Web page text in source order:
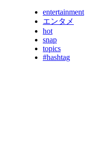
entertainment
エンタメ
hot
snap
topics
#hashtag